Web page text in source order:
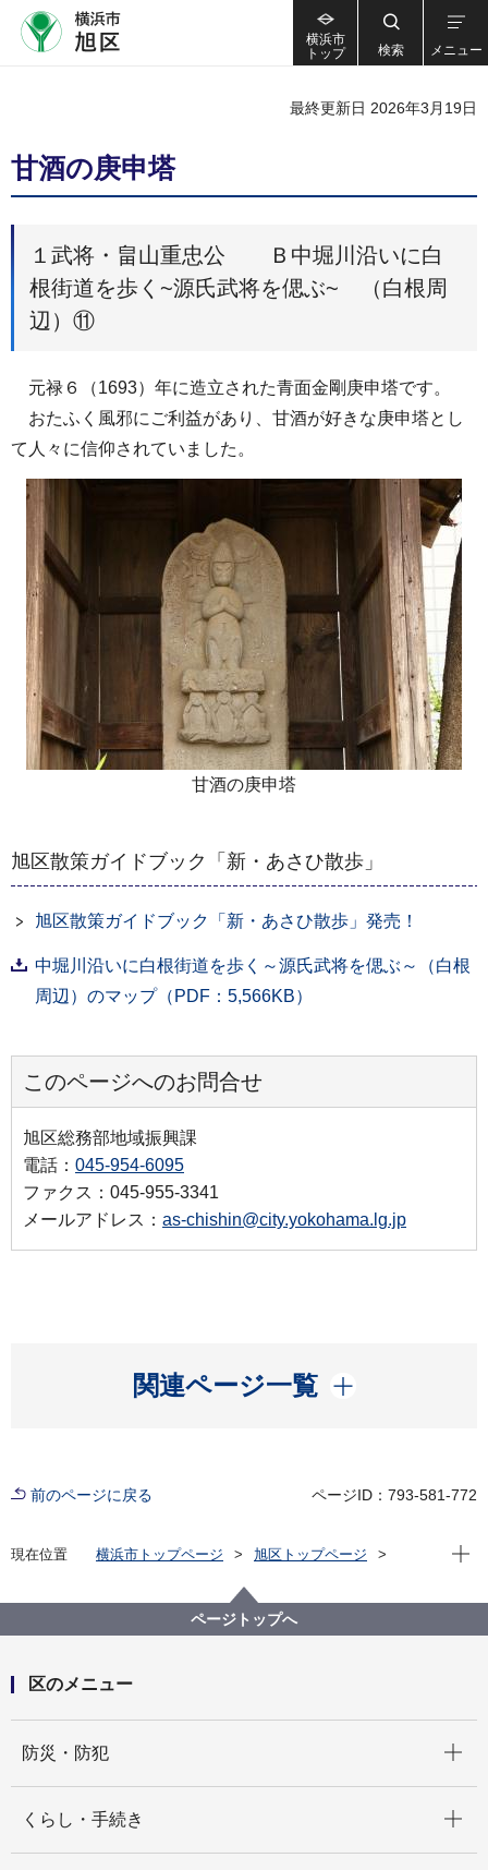
横浜市
トップ
検索 メニュー
最終更新日 2026年3月19日
甘酒の庚申塔
１武将・畠山重忠公 Ｂ中堀川沿いに白
根街道を歩く~源氏武将を偲ぶ~ （白根周
辺）⑪
元禄６（1693）年に造立された青面金剛庚申塔です。
おたふく風邪にご利益があり、甘酒が好きな庚申塔とし
て人々に信仰されていました。
甘酒の庚申塔
旭区散策ガイドブック「新・あさひ散歩」
旭区散策ガイドブック「新・あさひ散歩」発売！
中堀川沿いに白根街道を歩く～源氏武将を偲ぶ～（白根
周辺）のマップ（PDF：5,566KB）
このページへのお問合せ
旭区総務部地域振興課
電話： 045-954-6095
ファクス：045-955-3341
メールアドレス： as-chishin@city.yokohama.lg.jp
関連ページ一覧
開く
前のページに戻る ページID：793-581-772
現在位置 横浜市トップページ
旭区トップページ
現在
ページトップへ
区のメニュー
防災・防犯
くらし・手続き